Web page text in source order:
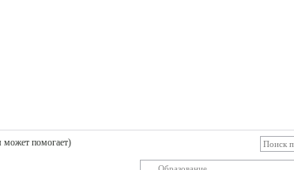
может помогает)